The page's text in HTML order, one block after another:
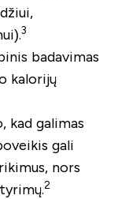
3
badavimas
kalorijų
kad galimas
gali
nors
2